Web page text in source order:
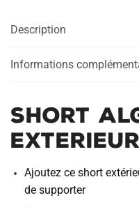
Description
Informations
Short
Exterieur
Ajoutez ce short
de supporter